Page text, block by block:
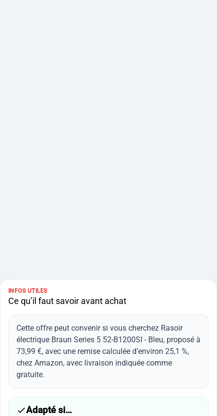
INFOS UTILES
Ce qu’il faut savoir avant achat
Cette offre peut convenir si vous cherchez Rasoir
électrique Braun Series 5 52-B1200SI - Bleu, proposé à
73,99 €, avec une remise calculée d’environ 25,1 %,
chez Amazon, avec livraison indiquée comme
gratuite.
Adapté si…